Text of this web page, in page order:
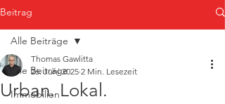
Beitrag
Alle Beiträge
Immobilien
Alle Beiträge
Urban. Lokal.
Thomas Gawlitta
26. Juni 2025 2 Min. Lesezeit